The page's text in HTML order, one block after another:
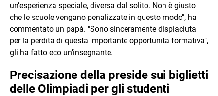
un’esperienza speciale, diversa dal solito. Non è giusto
che le scuole vengano penalizzate in questo modo", ha
commentato un papà. "Sono sinceramente dispiaciuta
per la perdita di questa importante opportunità formativa",
gli ha fatto eco un’insegnante.
Precisazione della preside sui biglietti
delle Olimpiadi per gli studenti